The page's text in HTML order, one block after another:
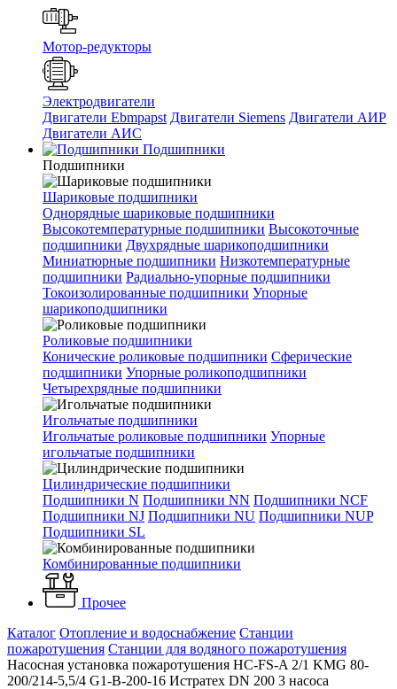
Мотор-редукторы
Электродвигатели
Двигатели Ebmpapst Двигатели Siemens Двигатели АИР
Двигатели АИС
Подшипники
Подшипники
Шариковые подшипники
Однорядные шариковые подшипники
Высокотемпературные подшипники Высокоточные
подшипники Двухрядные шарикоподшипники
Миниатюрные подшипники Низкотемпературные
подшипники Радиально-упорные подшипники
Токоизолированные подшипники Упорные
шарикоподшипники
Роликовые подшипники
Конические роликовые подшипники Сферические
подшипники Упорные роликоподшипники
Четырехрядные подшипники
Игольчатые подшипники
Игольчатые роликовые подшипники Упорные
игольчатые подшипники
Цилиндрические подшипники
Подшипники N Подшипники NN Подшипники NCF
Подшипники NJ Подшипники NU Подшипники NUP
Подшипники SL
Комбинированные подшипники
Прочее
Каталог Отопление и водоснабжение Станции
пожаротушения Станции для водяного пожаротушения
Насосная установка пожаротушения HC-FS-A 2/1 KMG 80-
200/214-5,5/4 G1-B-200-16 Истратех DN 200 3 насоса